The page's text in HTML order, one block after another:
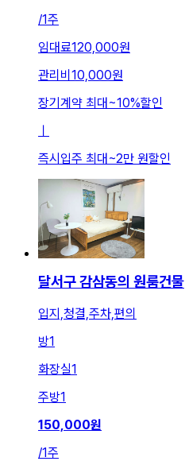
/1주
임대료120,000원
관리비 10,000원
장기계약 최대~10%할인
ㅣ
즉시입주 최대~2만 원할인
달서구 감삼동의 원룸건물
입지,청결,주차,편의
방1
화장실1
주방1
150,000원
/1주